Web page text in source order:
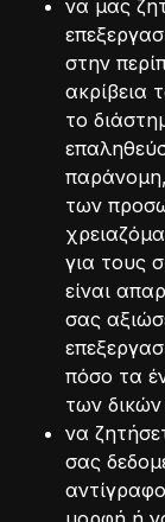
να μας
στην
ακρίβεια
το
των
για τους
είναι
σας
πόσο τα
των
να
σας